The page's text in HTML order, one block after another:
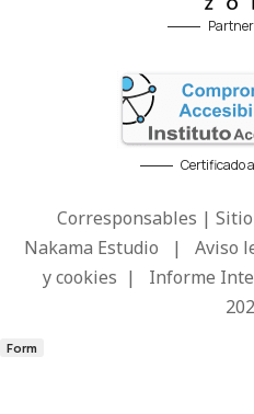
Certificado
Corresponsables |
Nakama Estudio | Aviso
y cookies | Informe
Form